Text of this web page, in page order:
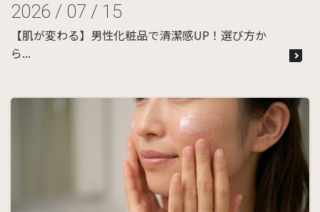
2026 / 07 / 15
【肌が変わる】男性化粧品で清潔感UP！選び方か
ら...